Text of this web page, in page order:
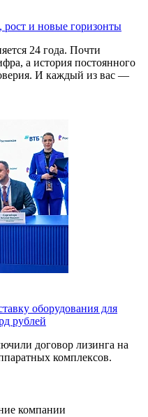
и новые горизонты
24 года. Почти
а история постоянного
И каждый из вас —
оборудования для
рублей
договор лизинга на
комплексов.
компании